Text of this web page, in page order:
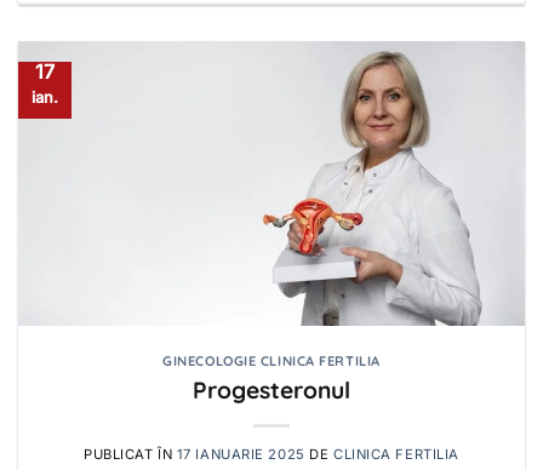
17
ian.
GINECOLOGIE CLINICA FERTILIA
Progesteronul
PUBLICAT ÎN 17 IANUARIE 2025 DE CLINICA FERTILIA